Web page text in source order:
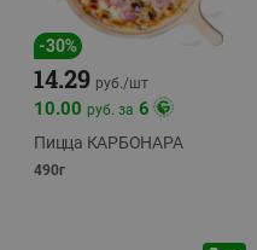
-30%
14.29 руб./шт
10.00 руб. за 6
Пицца КАРБОНАРА
490г